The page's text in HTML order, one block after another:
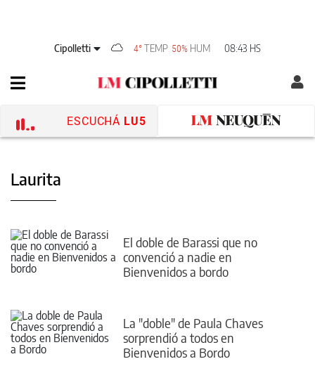
Cipolletti 4° TEMP 50% HUM 08:43 HS
ESCUCHÁ LU5
Laurita
El doble de Barassi que no
convenció a nadie en
Bienvenidos a bordo
La "doble" de Paula Chaves
sorprendió a todos en
Bienvenidos a Bordo